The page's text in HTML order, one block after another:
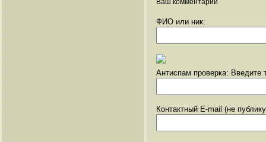
Ваш комментарий
ФИО или ник:
Антиспам проверка: Введите
Контактный E-mail (не